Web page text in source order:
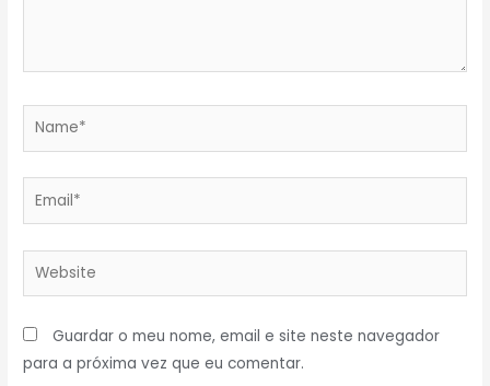
Name*
Email*
Website
Guardar o meu nome, email e site neste navegador
para a próxima vez que eu comentar.